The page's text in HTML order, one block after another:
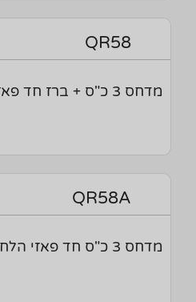
QR58
מדחס 3 כ"ס + ברז חד פאזי
QR58A
מדחס 3 כ"ס חד פאזי הלחמה ללא מערכת